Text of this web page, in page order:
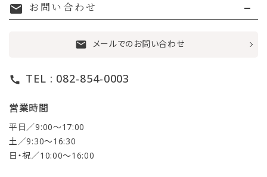
mail お問い合わせ
mail メールでのお問い合わせ
call TEL : 082-854-0003
営業時間
平日／9:00〜17:00
土／9:30〜16:30
日・祝／10:00〜16:00